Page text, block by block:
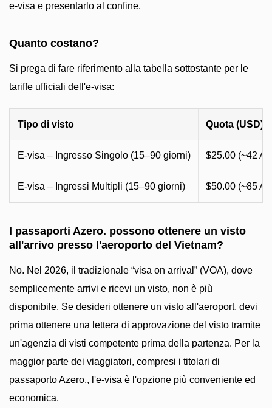
e-visa e presentarlo al confine.
Quanto costano?
Si prega di fare riferimento alla tabella sottostante per le
tariffe ufficiali dell'e-visa:
Tipo di visto Quota (USD)
E-visa – Ingresso Singolo (15–90 giorni) $25.00 (~42
E-visa – Ingressi Multipli (15–90 giorni) $50.00 (~85
I passaporti Azero. possono ottenere un visto
all'arrivo presso l'aeroporto del Vietnam?
No. Nel 2026, il tradizionale “visa on arrival” (VOA), dove
semplicemente arrivi e ricevi un visto, non è più
disponibile. Se desideri ottenere un visto all'aeroport, devi
prima ottenere una lettera di approvazione del visto tramite
un'agenzia di visti competente prima della partenza. Per la
maggior parte dei viaggiatori, compresi i titolari di
passaporto Azero., l'e-visa è l'opzione più conveniente ed
economica.